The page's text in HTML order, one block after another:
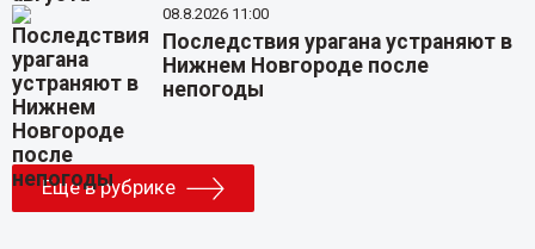
08.8.2026 11:00
Последствия урагана устраняют в
Нижнем Новгороде после
непогоды
Еще в рубрике